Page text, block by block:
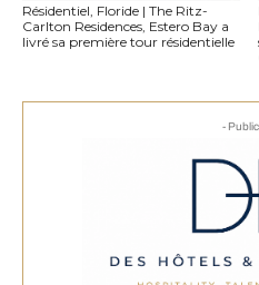
Résidentiel, Floride | The Ritz-
Carlton Residences, Estero Bay a
livré sa première tour résidentielle
-